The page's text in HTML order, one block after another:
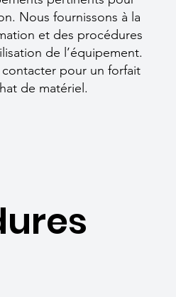
Nous fournissons à la
et des procédures
de l’équipement.
pour un forfait
de matériel.